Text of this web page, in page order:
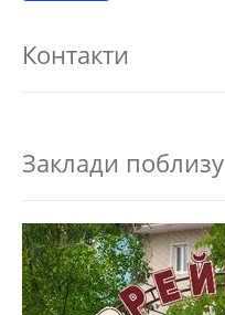
Контакти
Заклади поблизу